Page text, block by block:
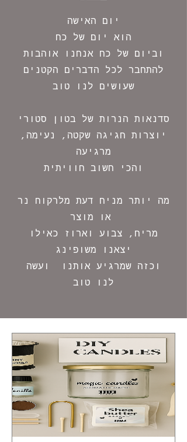
יום האישה
הוא יום של כח
וביום של כח אנחנו אוהבות
להתחבר לכל הדברים הקטנים
שעושים לנו טוב
סדנאות הנרות של בטון סטורי
יוצרות חגיגה שקטה, נעימה,
מרגיעה
והכי חשוב חוויתית
מה יותר מניח דעת מלרקוח נר
מריח, צבוע וארוז כאילו
יצאנו משופינג
וכזה שמרגיע אותנו ועשה
לנו טוב